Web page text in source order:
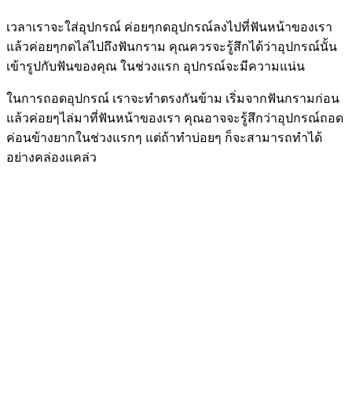
เวลาเราจะใส่อุปกรณ์ ค่อยๆกดอุปกรณ์ลงไปที่ฟันหน้าของเรา
แล้วค่อยๆกดไล่ไปถึงฟันกราม คุณควรจะรู้สึกได้ว่าอุปกรณ์นั้น
เข้ารูปกับฟันของคุณ ในช่วงแรก อุปกรณ์จะมีความแน่น
ในการถอดอุปกรณ์ เราจะทำตรงกันข้าม เริ่มจากฟันกรามก่อน
แล้วค่อยๆไล่มาที่ฟันหน้าของเรา คุณอาจจะรู้สึกว่าอุปกรณ์ถอด
ค่อนข้างยากในช่วงแรกๆ แต่ถ้าทำบ่อยๆ ก็จะสามารถทำได้
อย่างคล่องแคล่ว